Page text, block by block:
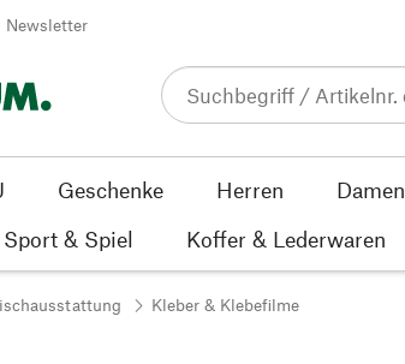
Newsletter
Geschenke Herren Damen
Sport & Spiel
Koffer & Lederwaren
Kleber & Klebefilme